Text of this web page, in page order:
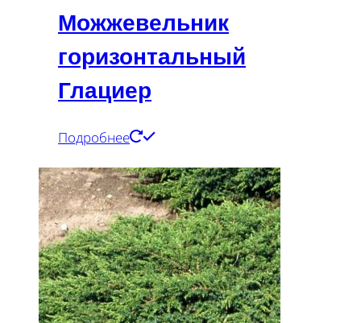
Можжевельник
горизонтальный
Глациер
Подробнее